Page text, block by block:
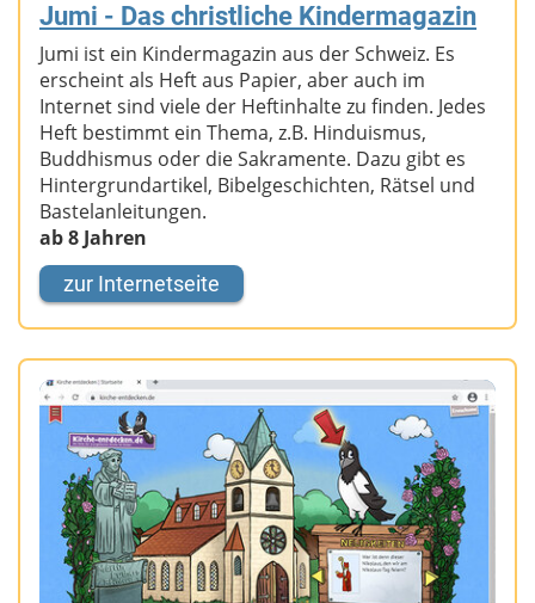
Jumi - Das christliche Kindermagazin
Jumi ist ein Kindermagazin aus der Schweiz. Es
erscheint als Heft aus Papier, aber auch im
Internet sind viele der Heftinhalte zu finden. Jedes
Heft bestimmt ein Thema, z.B. Hinduismus,
Buddhismus oder die Sakramente. Dazu gibt es
Hintergrundartikel, Bibelgeschichten, Rätsel und
Bastelanleitungen.
ab 8 Jahren
zur Internetseite